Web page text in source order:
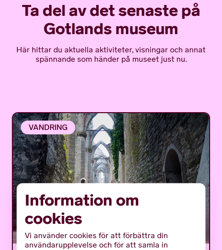
Ta del av det senaste på
Gotlands museum
Här hittar du aktuella aktiviteter, visningar och annat
spännande som händer på museet just nu.
VANDRING
Information om
cookies
Vi använder cookies för att förbättra din
användarupplevelse och för att samla in